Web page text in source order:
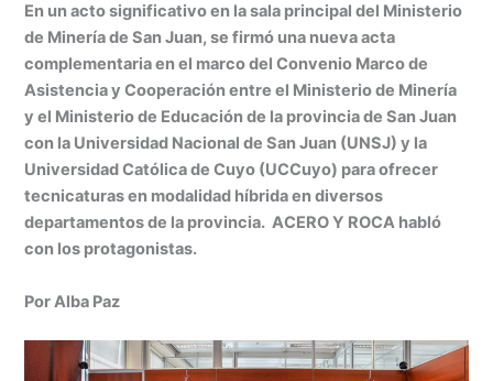
at
s
A
p
p
k
e
dI
n
c
e
b
o
o
k
s
s
e
n
g
er
ai
l
t
m
p
ar
tir
En un acto significativo en la sala principal del Ministerio
de Minería de San Juan, se firmó una nueva acta
complementaria en el marco del Convenio Marco de
Asistencia y Cooperación entre el Ministerio de Minería
y el Ministerio de Educación de la provincia de San Juan
con la Universidad Nacional de San Juan (UNSJ) y la
Universidad Católica de Cuyo (UCCuyo) para ofrecer
tecnicaturas en modalidad híbrida en diversos
departamentos de la provincia. ACERO Y ROCA habló
con los protagonistas.
Por Alba Paz